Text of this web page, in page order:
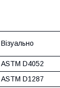
Візуально
ASTM D4052
ASTM D1287